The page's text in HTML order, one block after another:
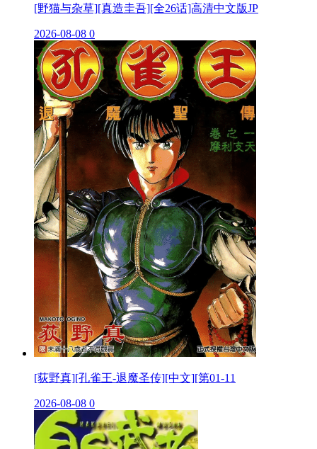
[野猫与杂草][真造圭吾][全26话]高清中文版JP
2026-08-08 0
[荻野真][孔雀王-退魔圣传][中文][第01-11
2026-08-08 0